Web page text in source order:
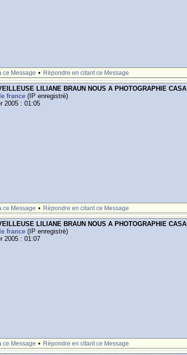
ce Message • Rèpondre en citant ce Message
LILIANE BRAUN NOUS A PHOTOGRAPHIE CASA
france (IP enregistrè)
2005 : 01:05
ce Message • Rèpondre en citant ce Message
LILIANE BRAUN NOUS A PHOTOGRAPHIE CASA
france (IP enregistrè)
2005 : 01:07
ce Message • Rèpondre en citant ce Message